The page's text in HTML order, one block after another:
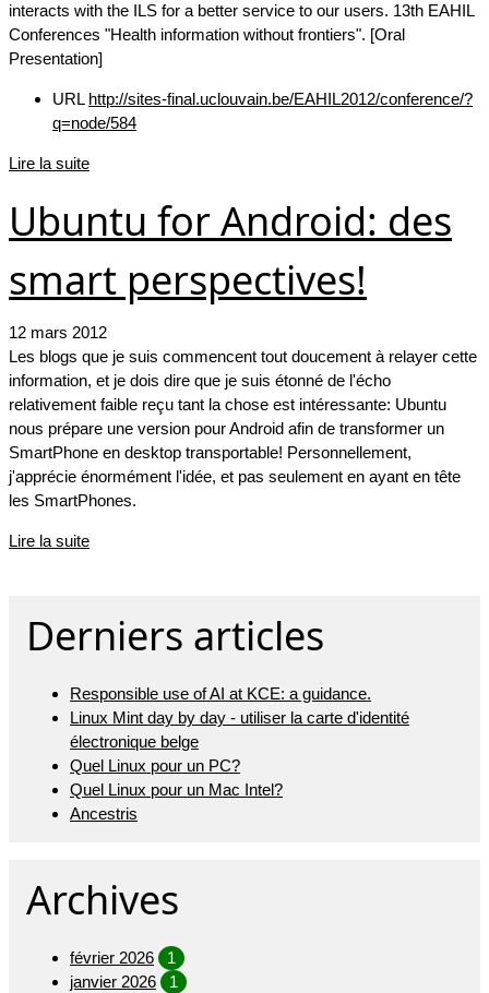
interacts with the ILS for a better service to our users. 13th EAHIL
Conferences "Health information without frontiers". [Oral
Presentation]
URL http://sites-final.uclouvain.be/EAHIL2012/conference/?
q=node/584
Lire la suite
Ubuntu for Android: des
smart perspectives!
12 mars 2012
Les blogs que je suis commencent tout doucement à relayer cette
information, et je dois dire que je suis étonné de l'écho
relativement faible reçu tant la chose est intéressante: Ubuntu
nous prépare une version pour Android afin de transformer un
SmartPhone en desktop transportable! Personnellement,
j'apprécie énormément l'idée, et pas seulement en ayant en tête
les SmartPhones.
Lire la suite
Derniers articles
Responsible use of AI at KCE: a guidance.
Linux Mint day by day - utiliser la carte d'identité
électronique belge
Quel Linux pour un PC?
Quel Linux pour un Mac Intel?
Ancestris
Archives
février 2026
1
janvier 2026
1